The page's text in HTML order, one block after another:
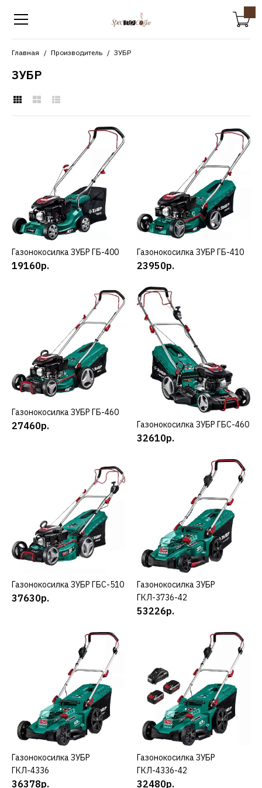
Главная Производитель ЗУБР
ЗУБР
Газонокосилка ЗУБР
19160р.
КУПИТЬ
ДОБАВИТЬ К СРАВНЕНИЮ
ДОБАВИТЬ В ПОЖЕЛАНИЯ
ЗУБР
Газонокосилка ЗУБР
ГБ-410
23950р.
КУПИТЬ
Газонокосилка ЗУБР
27460р.
КУПИТЬ
ДОБАВИТЬ К СРАВНЕНИЮ
ДОБАВИТЬ В ПОЖЕЛАНИЯ
Газонокосилка ЗУБР
32610р.
КУПИТЬ
ДОБАВИТЬ К СРАВНЕНИЮ
ДОБАВИТЬ В ПОЖЕЛАНИЯ
КУПИТЬ
Газонокосилка ЗУБР ГБ-400
19160р.
КУПИТЬ
Газонокосилка ЗУБР ГБ-410
23950р.
КУПИТЬ
Газонокосилка ЗУБР ГБ-460
27460р. КУПИТЬ
Газонокосилка ЗУБР ГБС-460
32610р.
КУПИТЬ
Газонокосилка ЗУБР ГБС-510
37630р.
КУПИТЬ
Газонокосилка ЗУБР
ГКЛ-3736-42
53226р.
КУПИТЬ
Газонокосилка ЗУБР
ГКЛ-4336
36378р.
КУПИТЬ
Газонокосилка ЗУБР
ГКЛ-4336-42
32480р.